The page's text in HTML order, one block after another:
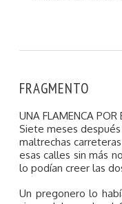
FRAGMENTO
UNA FLAMENCA POR
Siete meses
maltrechas
esas calles sin más
lo podían creer las
Un pregonero lo